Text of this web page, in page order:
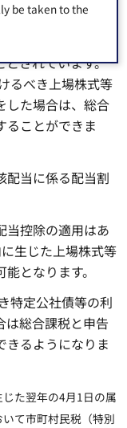
be taken to the
合（一般口座、
納税義務者の判
とされています。
るべき上場株式等
した場合は、総合
ることができま
配当に係る配当割
当控除の適用はあ
生じた上場株式等
となります。
特定公社債等の利
は総合課税と申告
きるようになりま
た翌年の4月1日の属
て市町村民税（特別